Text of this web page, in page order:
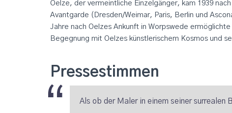
Oelze, der vermeintliche Einzelgänger, kam 1939
Avantgarde (Dresden/Weimar, Paris, Berlin und
Jahre nach Oelzes Ankunft in Worpswede
Begegnung mit Oelzes künstlerischem Kosmos und
Pressestimmen
Als ob der Maler in einem seiner surrealen